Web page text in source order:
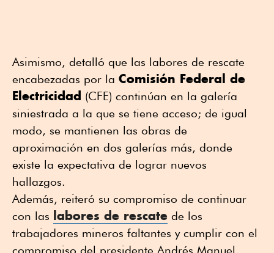
Asimismo, detalló que las labores de rescate
encabezadas por la Comisión Federal de
Electricidad (CFE) continúan en la galería
siniestrada a la que se tiene acceso; de igual
modo, se mantienen las obras de
aproximación en dos galerías más, donde
existe la expectativa de lograr nuevos
hallazgos.
Además, reiteró su compromiso de continuar
con las labores de rescate de los
trabajadores mineros faltantes y cumplir con el
compromiso del presidente Andrés Manuel